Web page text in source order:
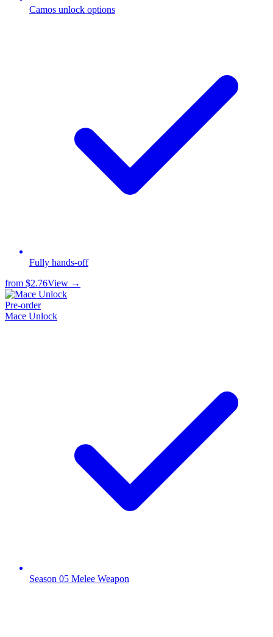
Camos unlock options
Fully hands-off
from $2.76View →
Pre-order
Mace Unlock
Season 05 Melee Weapon